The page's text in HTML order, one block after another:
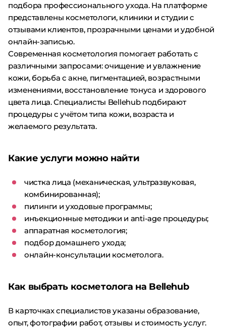
подбора профессионального ухода. На платформе
представлены косметологи, клиники и студии с
отзывами клиентов, прозрачными ценами и удобной
онлайн-записью.
Современная косметология помогает работать с
различными запросами: очищение и увлажнение
кожи, борьба с акне, пигментацией, возрастными
изменениями, восстановление тонуса и здорового
цвета лица. Специалисты Bellehub подбирают
процедуры с учётом типа кожи, возраста и
желаемого результата.
Какие услуги можно найти
чистка лица (механическая, ультразвуковая,
комбинированная);
пилинги и уходовые программы;
инъекционные методики и anti-age процедуры;
аппаратная косметология;
подбор домашнего ухода;
онлайн-консультации косметолога.
Как выбрать косметолога на Bellehub
В карточках специалистов указаны образование,
опыт, фотографии работ, отзывы и стоимость услуг.